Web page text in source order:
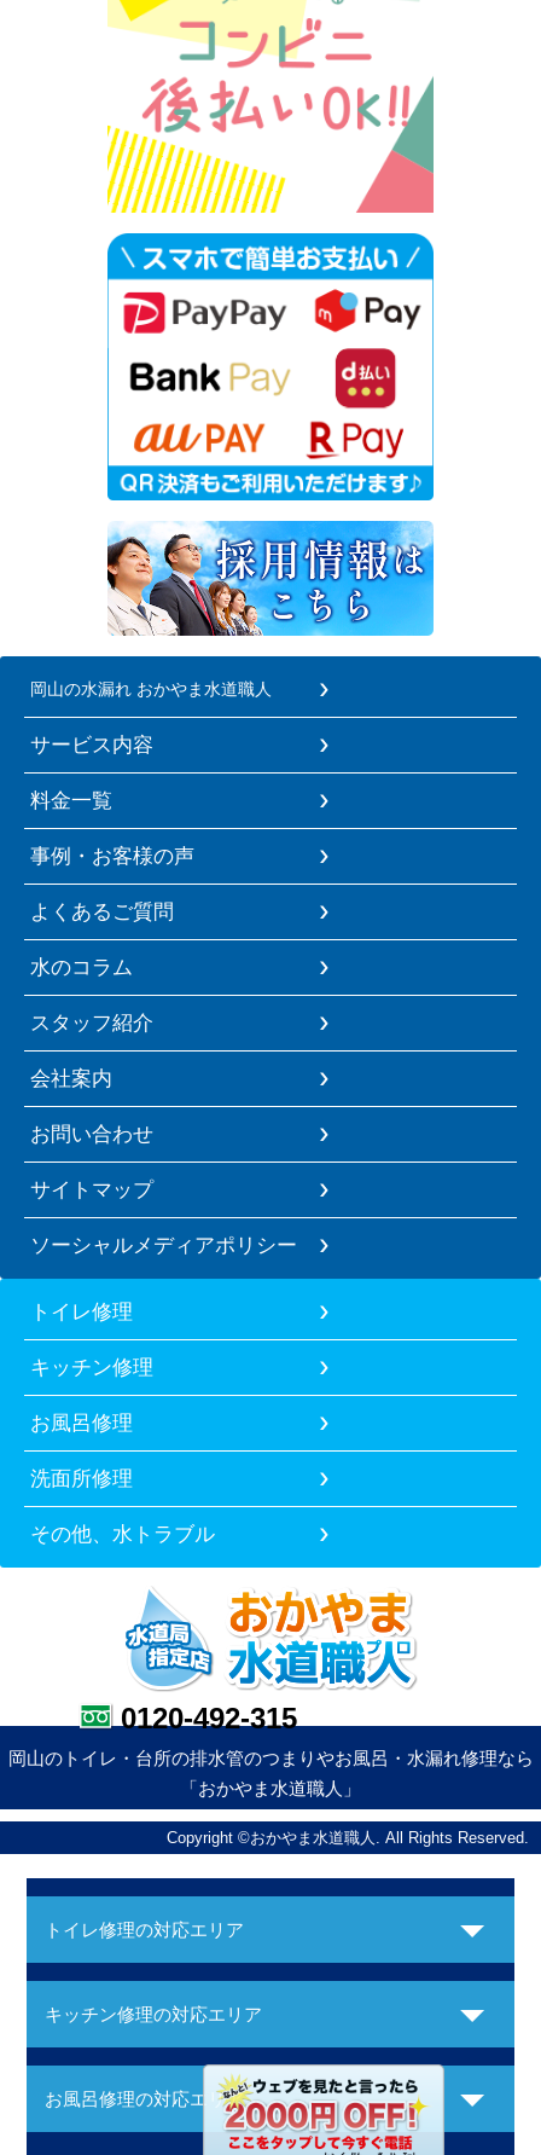
岡山の水漏れ おかやま水道職人
サービス内容
料金一覧
事例・お客様の声
よくあるご質問
水のコラム
スタッフ紹介
会社案内
お問い合わせ
サイトマップ
ソーシャルメディアポリシー
トイレ修理
キッチン修理
お風呂修理
洗面所修理
その他、水トラブル
0120-492-315
岡山のトイレ・台所の排水管のつまりやお風呂・水漏れ修理なら
「おかやま水道職人」
Copyright ©おかやま水道職人. All Rights Reserved.
トイレ修理の対応エリア
キッチン修理の対応エリア
お風呂修理の対応エリア